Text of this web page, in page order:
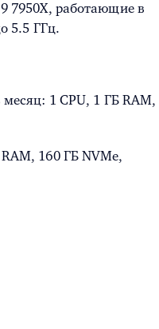
7950X, работающие в
5.5 ГГц.
1 CPU, 1 ГБ RAM,
160 ГБ NVMe,